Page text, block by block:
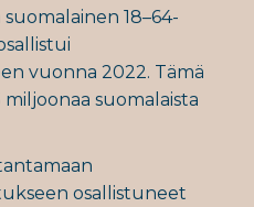
18–64-
vuonna 2022. Tämä
suomalaista
osallistuneet